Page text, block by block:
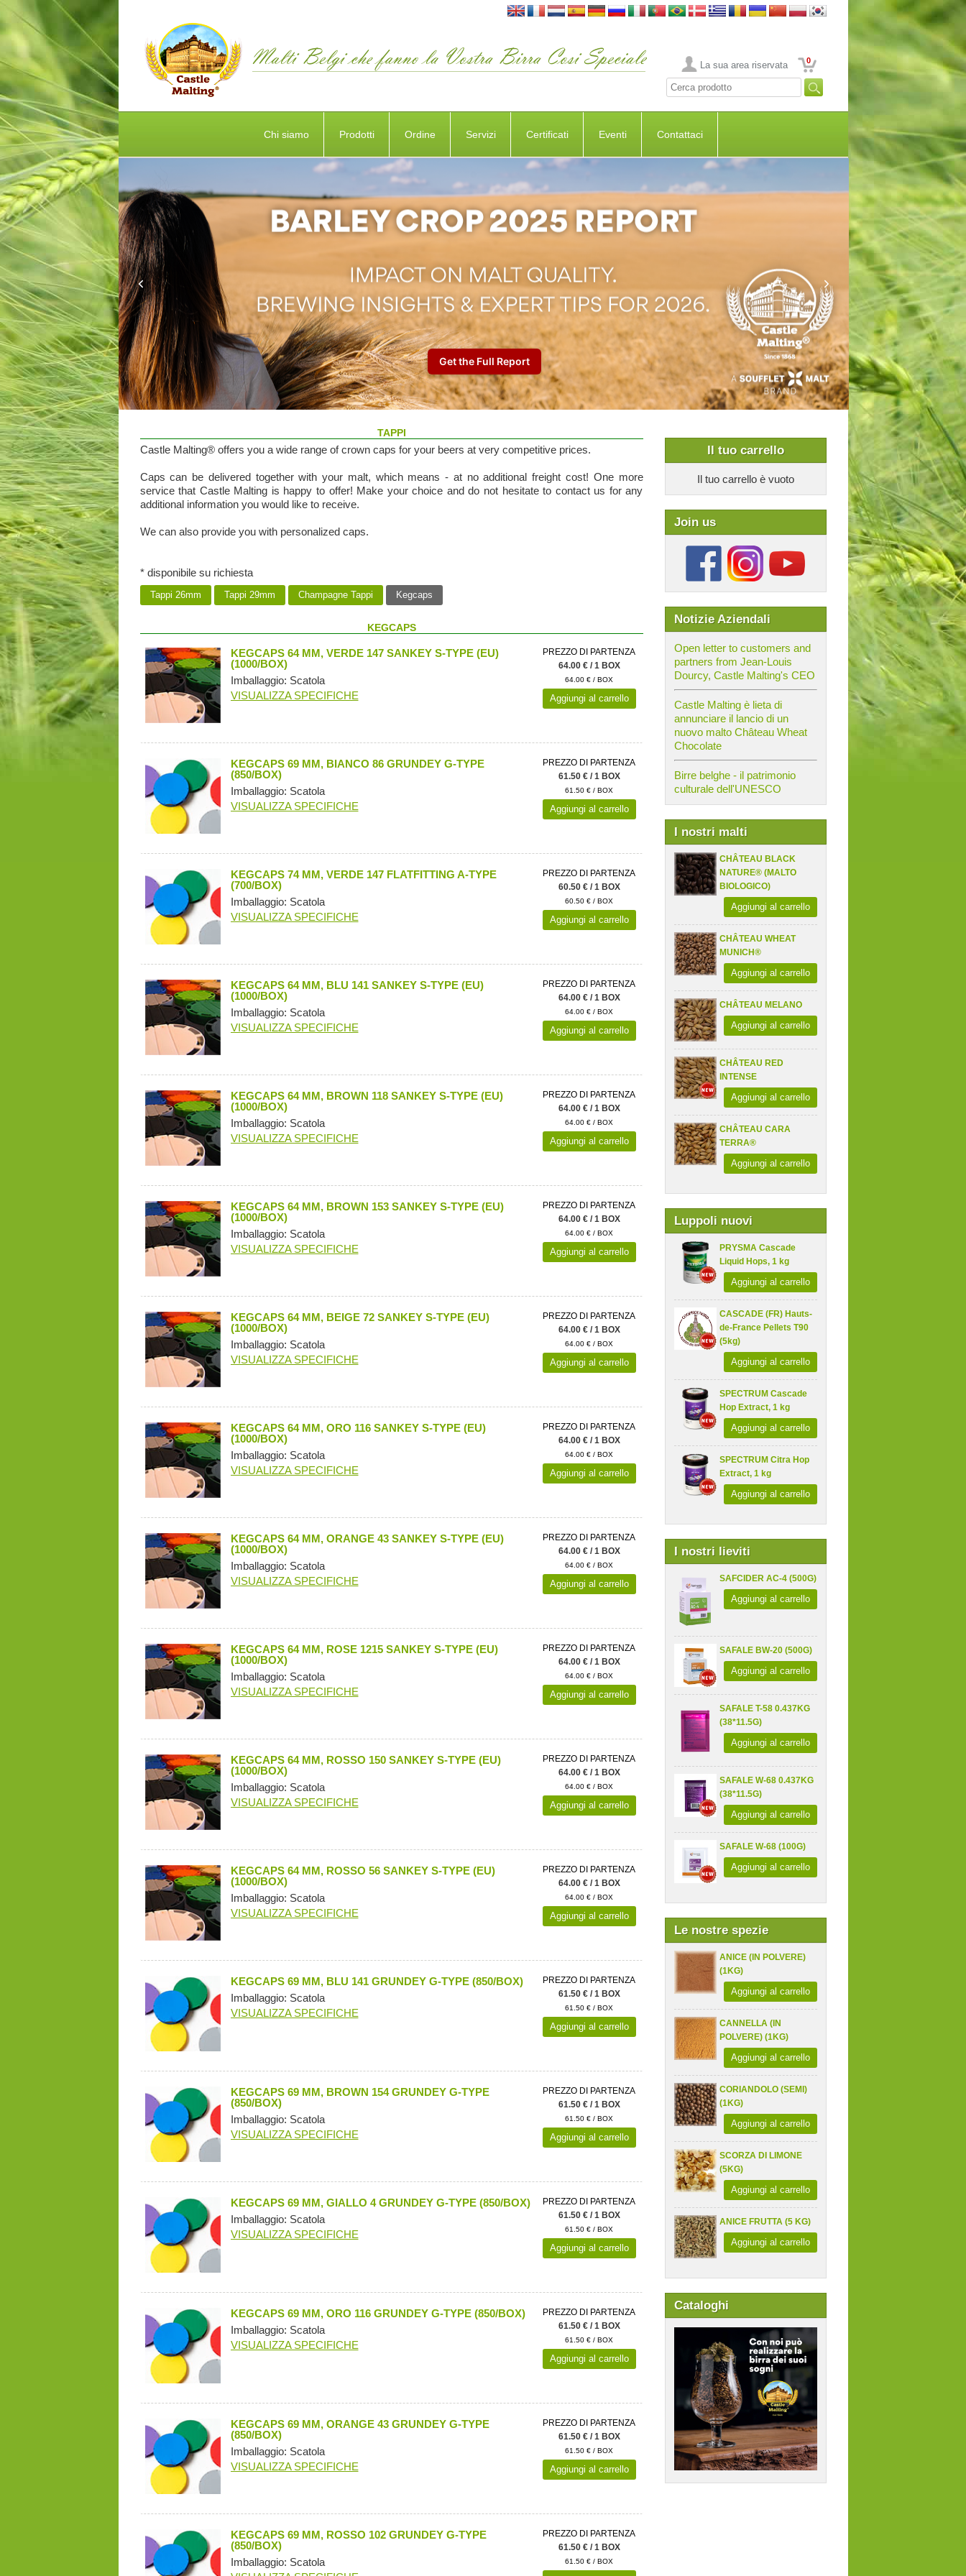
La sua area riservata 0
Chi siamo Prodotti Ordine Servizi Certificati Eventi Contattaci
Il tuo carrello
Il tuo carrello è vuoto
Join us
Notizie Aziendali
Open letter to customers and
partners from Jean-Louis
Dourcy, Castle Malting's CEO
Castle Malting è lieta di
annunciare il lancio di un
nuovo malto Château Wheat
Chocolate
Birre belghe - il patrimonio
culturale dell'UNESCO
I nostri malti
CHÂTEAU BLACK
NATURE® (MALTO
BIOLOGICO)
Aggiungi al carrello
CHÂTEAU WHEAT
MUNICH®
Aggiungi al carrello
CHÂTEAU MELANO
Aggiungi al carrello
CHÂTEAU RED
INTENSE
Aggiungi al carrello
CHÂTEAU CARA
TERRA®
Aggiungi al carrello
Luppoli nuovi
PRYSMA Cascade
Liquid Hops, 1 kg
Aggiungi al carrello
CASCADE (FR) Hauts-
de-France Pellets T90
(5kg)
Aggiungi al carrello
SPECTRUM Cascade
Hop Extract, 1 kg
Aggiungi al carrello
SPECTRUM Citra Hop
Extract, 1 kg
Aggiungi al carrello
I nostri lieviti
SAFCIDER AC-4 (500G)
Aggiungi al carrello
SAFALE BW-20 (500G)
Aggiungi al carrello
SAFALE T-58 0.437KG
(38*11.5G)
Aggiungi al carrello
SAFALE W-68 0.437KG
(38*11.5G)
Aggiungi al carrello
SAFALE W-68 (100G)
Aggiungi al carrello
Le nostre spezie
ANICE (IN POLVERE)
(1KG)
Aggiungi al carrello
CANNELLA (IN
POLVERE) (1KG)
Aggiungi al carrello
CORIANDOLO (SEMI)
(1KG)
Aggiungi al carrello
SCORZA DI LIMONE
(5KG)
Aggiungi al carrello
ANICE FRUTTA (5 KG)
Aggiungi al carrello
Cataloghi
TAPPI
Castle Malting® offers you a wide range of crown caps for your beers at very competitive prices.
Caps can be delivered together with your malt, which means - at no additional freight cost! One more
service that Castle Malting is happy to offer! Make your choice and do not hesitate to contact us for any
additional information you would like to receive.
We can also provide you with personalized caps.
* disponibile su richiesta
Tappi 26mm Tappi 29mm Champagne Tappi Kegcaps
KEGCAPS
KEGCAPS 64 MM, VERDE 147 SANKEY S-TYPE (EU)
(1000/BOX)
Imballaggio: Scatola
VISUALIZZA SPECIFICHE
PREZZO DI PARTENZA
64.00 € / 1 BOX
64.00 € / BOX
Aggiungi al carrello
KEGCAPS 69 MM, BIANCO 86 GRUNDEY G-TYPE
(850/BOX)
Imballaggio: Scatola
VISUALIZZA SPECIFICHE
PREZZO DI PARTENZA
61.50 € / 1 BOX
61.50 € / BOX
Aggiungi al carrello
KEGCAPS 74 MM, VERDE 147 FLATFITTING A-TYPE
(700/BOX)
Imballaggio: Scatola
VISUALIZZA SPECIFICHE
PREZZO DI PARTENZA
60.50 € / 1 BOX
60.50 € / BOX
Aggiungi al carrello
KEGCAPS 64 MM, BLU 141 SANKEY S-TYPE (EU)
(1000/BOX)
Imballaggio: Scatola
VISUALIZZA SPECIFICHE
PREZZO DI PARTENZA
64.00 € / 1 BOX
64.00 € / BOX
Aggiungi al carrello
KEGCAPS 64 MM, BROWN 118 SANKEY S-TYPE (EU)
(1000/BOX)
Imballaggio: Scatola
VISUALIZZA SPECIFICHE
PREZZO DI PARTENZA
64.00 € / 1 BOX
64.00 € / BOX
Aggiungi al carrello
KEGCAPS 64 MM, BROWN 153 SANKEY S-TYPE (EU)
(1000/BOX)
Imballaggio: Scatola
VISUALIZZA SPECIFICHE
PREZZO DI PARTENZA
64.00 € / 1 BOX
64.00 € / BOX
Aggiungi al carrello
KEGCAPS 64 MM, BEIGE 72 SANKEY S-TYPE (EU)
(1000/BOX)
Imballaggio: Scatola
VISUALIZZA SPECIFICHE
PREZZO DI PARTENZA
64.00 € / 1 BOX
64.00 € / BOX
Aggiungi al carrello
KEGCAPS 64 MM, ORO 116 SANKEY S-TYPE (EU)
(1000/BOX)
Imballaggio: Scatola
VISUALIZZA SPECIFICHE
PREZZO DI PARTENZA
64.00 € / 1 BOX
64.00 € / BOX
Aggiungi al carrello
KEGCAPS 64 MM, ORANGE 43 SANKEY S-TYPE (EU)
(1000/BOX)
Imballaggio: Scatola
VISUALIZZA SPECIFICHE
PREZZO DI PARTENZA
64.00 € / 1 BOX
64.00 € / BOX
Aggiungi al carrello
KEGCAPS 64 MM, ROSE 1215 SANKEY S-TYPE (EU)
(1000/BOX)
Imballaggio: Scatola
VISUALIZZA SPECIFICHE
PREZZO DI PARTENZA
64.00 € / 1 BOX
64.00 € / BOX
Aggiungi al carrello
KEGCAPS 64 MM, ROSSO 150 SANKEY S-TYPE (EU)
(1000/BOX)
Imballaggio: Scatola
VISUALIZZA SPECIFICHE
PREZZO DI PARTENZA
64.00 € / 1 BOX
64.00 € / BOX
Aggiungi al carrello
KEGCAPS 64 MM, ROSSO 56 SANKEY S-TYPE (EU)
(1000/BOX)
Imballaggio: Scatola
VISUALIZZA SPECIFICHE
PREZZO DI PARTENZA
64.00 € / 1 BOX
64.00 € / BOX
Aggiungi al carrello
KEGCAPS 69 MM, BLU 141 GRUNDEY G-TYPE (850/BOX)
Imballaggio: Scatola
VISUALIZZA SPECIFICHE
PREZZO DI PARTENZA
61.50 € / 1 BOX
61.50 € / BOX
Aggiungi al carrello
KEGCAPS 69 MM, BROWN 154 GRUNDEY G-TYPE
(850/BOX)
Imballaggio: Scatola
VISUALIZZA SPECIFICHE
PREZZO DI PARTENZA
61.50 € / 1 BOX
61.50 € / BOX
Aggiungi al carrello
KEGCAPS 69 MM, GIALLO 4 GRUNDEY G-TYPE (850/BOX)
Imballaggio: Scatola
VISUALIZZA SPECIFICHE
PREZZO DI PARTENZA
61.50 € / 1 BOX
61.50 € / BOX
Aggiungi al carrello
KEGCAPS 69 MM, ORO 116 GRUNDEY G-TYPE (850/BOX)
Imballaggio: Scatola
VISUALIZZA SPECIFICHE
PREZZO DI PARTENZA
61.50 € / 1 BOX
61.50 € / BOX
Aggiungi al carrello
KEGCAPS 69 MM, ORANGE 43 GRUNDEY G-TYPE
(850/BOX)
Imballaggio: Scatola
VISUALIZZA SPECIFICHE
PREZZO DI PARTENZA
61.50 € / 1 BOX
61.50 € / BOX
Aggiungi al carrello
KEGCAPS 69 MM, ROSSO 102 GRUNDEY G-TYPE
(850/BOX)
Imballaggio: Scatola
PREZZO DI PARTENZA
61.50 € / 1 BOX
61.50 € / BOX